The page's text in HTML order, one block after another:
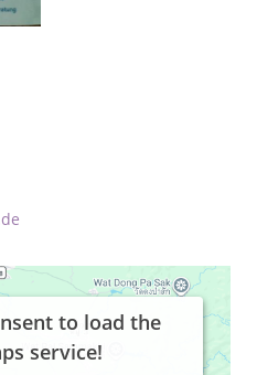
to load the
service!